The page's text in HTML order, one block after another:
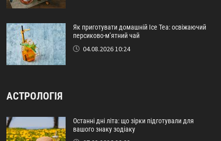
Як приготувати домашній Ice Tea: освіжаючий
персиково-м’ятний чай
04.08.2026 10:24
АСТРОЛОГІЯ
Останні дні літа: що зірки підготували для
вашого знаку зодіаку